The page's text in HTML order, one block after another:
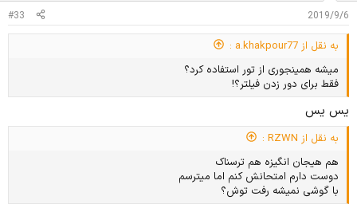
ت
:
2019/9/6
#33
به نقل از a.khakpour77 :
میشه همینجوری از تور استفاده کرد؟
فقط برای دور زدن فیلتر؟!
یس یس
به نقل از RZWN :
هم هیجان انگیزه هم ترسناک
دوست دارم امتحانش کنم اما میترسم
با گوشی نمیشه رفت توش؟